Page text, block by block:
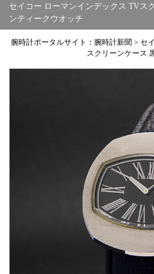
セイコー ローマンインデックス TVス
ンティークウオッチ
腕時計ポータルサイト：腕時計新聞 > セ
スクリーンケース